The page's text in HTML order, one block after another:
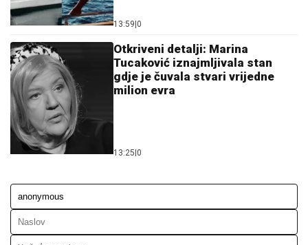
13:59 0
Otkriveni detalji: Marina
Tucaković iznajmljivala stan
gdje je čuvala stvari vrijedne
milion evra
13:25 0